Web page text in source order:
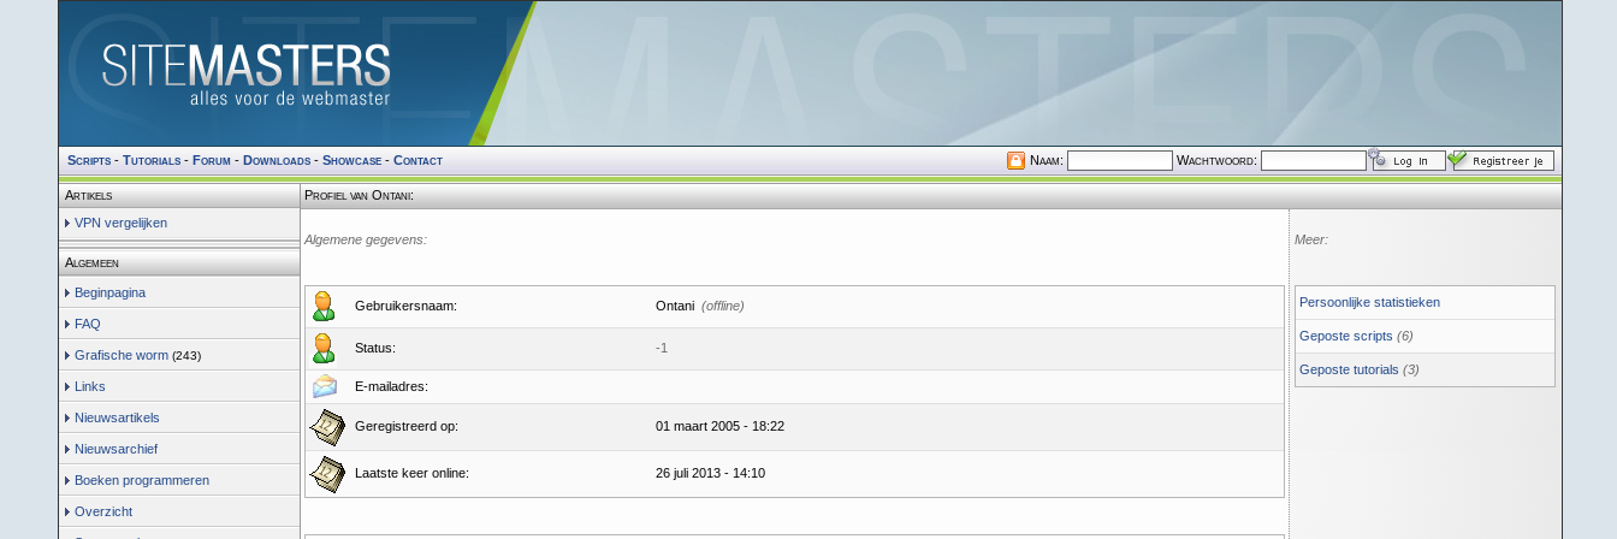
Scripts- Tutorials- Forum- Downloads- Showcase- Contact Naam: Wachtwoord:
Artikels
VPN vergelijken
Algemeen
Beginpagina
FAQ
Grafische worm (243)
Links
Nieuwsartikels
Nieuwsarchief
Boeken programmeren
Overzicht
Profiel van Ontani:
Algemene gegevens:
Gebruikersnaam: Ontani (offline)
Status: -1
E-mailadres:
Geregistreerd op: 01 maart 2005 - 18:22
Laatste keer online: 26 juli 2013 - 14:10
Meer:
Persoonlijke statistieken
Geposte scripts (6)
Geposte tutorials (3)